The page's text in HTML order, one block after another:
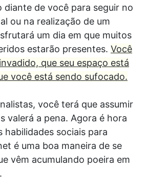
diante de você para seguir no
ou na realização de um
um dia em que muitos
estarão presentes. Você
que seu espaço está
você está sendo sufocado.
você terá que assumir
valerá a pena. Agora é hora
habilidades sociais para
é uma boa maneira de se
vêm acumulando poeira em